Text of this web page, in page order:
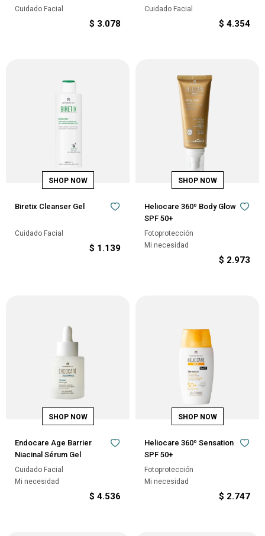
Cuidado Facial
$ 3.078
Cuidado Facial
$ 4.354
Biretix Cleanser Gel
Cuidado Facial
$ 1.139
Heliocare 360º Body Glow
SPF 50+
Fotoprotección
Mi necesidad
$ 2.973
Endocare Age Barrier
Niacinal Sérum Gel
Cuidado Facial
Mi necesidad
$ 4.536
Heliocare 360º Sensation
SPF 50+
Fotoprotección
Mi necesidad
$ 2.747